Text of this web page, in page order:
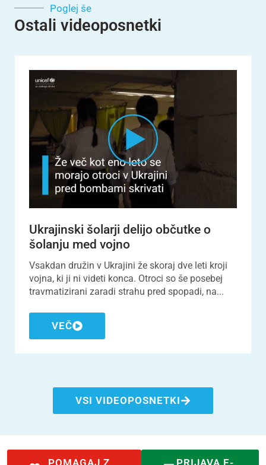
Poglej še
Ostali videoposnetki
Ukrajinski šolarji delijo občutke o
šolanju med vojno
Vsakdan družin v Ukrajini že skoraj dve leti kroji
vojna, ki ji ni videti konca. Otroci so še posebej
travmatizirani zaradi strahu pred spopadi, na...
VEČ
VSI VIDEOPOSNETKI
POMAGAJ Z PRIJAVA E-